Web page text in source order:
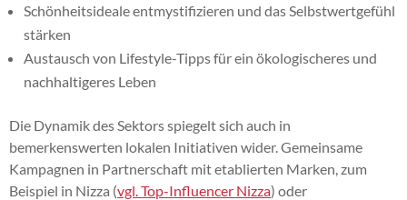
Schönheitsideale entmystifizieren und das Selbstwertgefühl
stärken
Austausch von Lifestyle-Tipps für ein ökologischeres und
nachhaltigeres Leben
Die Dynamik des Sektors spiegelt sich auch in
bemerkenswerten lokalen Initiativen wider. Gemeinsame
Kampagnen in Partnerschaft mit etablierten Marken, zum
Beispiel in Nizza (vgl. Top-Influencer Nizza) oder